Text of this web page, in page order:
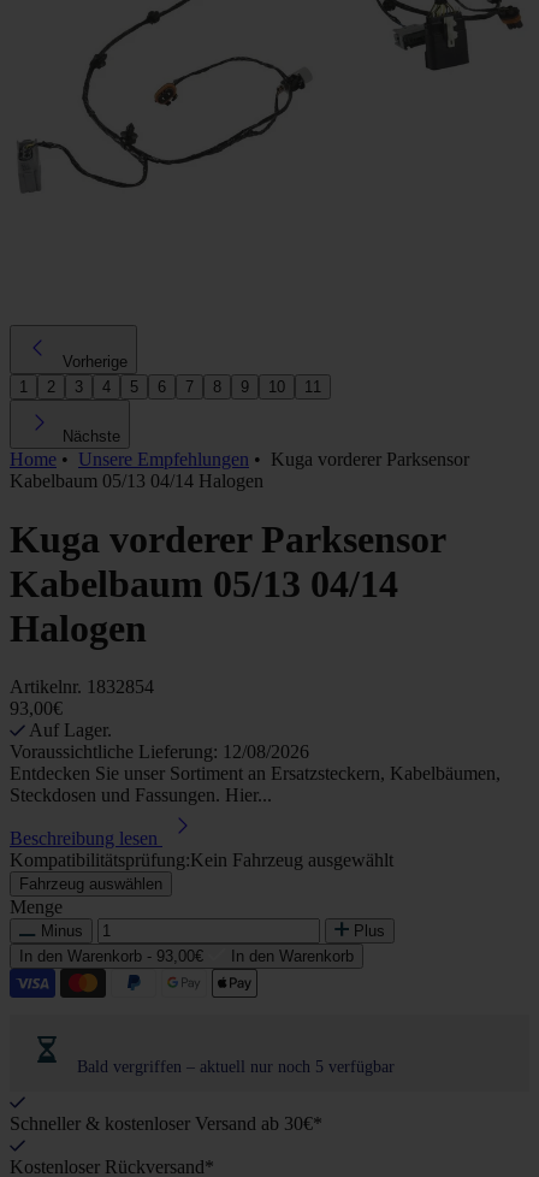
Vorherige
1
2 3 4 5 6 7 8 9 10 11
Nächste
Home • Unsere Empfehlungen • Kuga vorderer Parksensor
Kabelbaum 05/13 04/14 Halogen
Kuga vorderer Parksensor
Kabelbaum 05/13 04/14
Halogen
Artikelnr. 1832854
93,00€
Auf Lager.
Voraussichtliche Lieferung: 12/08/2026
Entdecken Sie unser Sortiment an Ersatzsteckern, Kabelbäumen,
Steckdosen und Fassungen. Hier...
Beschreibung lesen
Kompatibilitätsprüfung:Kein Fahrzeug ausgewählt
Fahrzeug auswählen
Menge
Minus
Plus
In den Warenkorb - 93,00€ In den Warenkorb
Bald vergriffen – aktuell nur noch 5 verfügbar
Schneller & kostenloser Versand ab 30€*
Kostenloser Rückversand*